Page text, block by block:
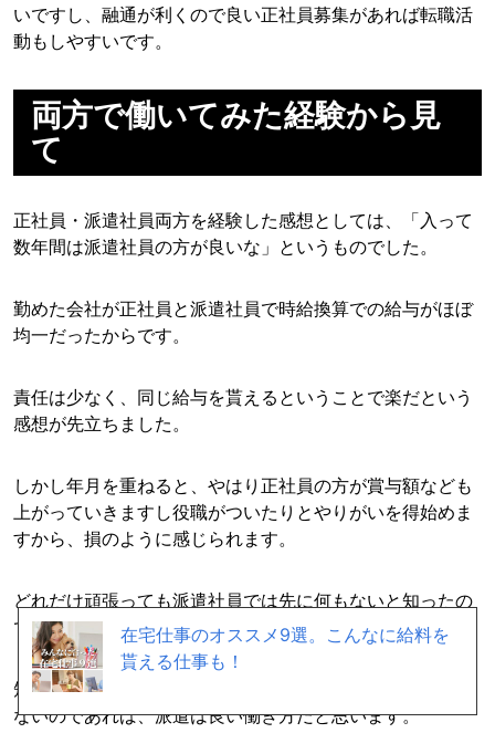
いですし、融通が利くので良い正社員募集があれば転職活
動もしやすいです。
両方で働いてみた経験から見
て
正社員・派遣社員両方を経験した感想としては、「入って
数年間は派遣社員の方が良いな」というものでした。
勤めた会社が正社員と派遣社員で時給換算での給与がほぼ
均一だったからです。
責任は少なく、同じ給与を貰えるということで楽だという
感想が先立ちました。
しかし年月を重ねると、やはり正社員の方が賞与額なども
上がっていきますし役職がついたりとやりがいを得始めま
すから、損のように感じられます。
どれだけ頑張っても派遣社員では先に何もないと知ったの
です。
短期的に働いたり仕事にやりがいや一定以上の給与を求め
ないのであれば、派遣は良い働き方だと思います。
在宅仕事のオススメ9選。こんなに給料を
貰える仕事も！